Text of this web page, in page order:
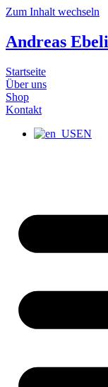
Zum Inhalt wechseln
Andreas
Startseite
Über uns
Shop
Kontakt
EN